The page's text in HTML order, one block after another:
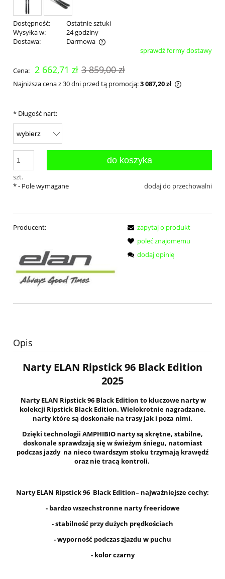
Dostępność:
Ostatnie sztuki
Wysyłka w:
24 godziny
Dostawa:
Darmowa
Cena nie zawiera ewentualnych kosztów płatnościsprawdź formy dostawy
Cena: 2 662,71 zł 3 859,00 zł
Najniższa cena z 30 dni przed tą promocją:3 087,20 zł
* Długość nart:
szt.
do koszyka
dodaj do przechowalni
*- Pole wymagane
Producent:
zapytaj o produkt
poleć znajomemu
dodaj opinię
Opis
Narty ELAN Ripstick 96 Black Edition
2025
Narty ELAN Ripstick 96 Black Edition to kluczowe narty w
kolekcji Ripstick Black Edition. Wielokrotnie nagradzane,
narty które są doskonałe na trasy jak i poza nimi.
Dzięki technologii AMPHIBIO narty są skrętne, stabilne,
doskonale sprawdzają się w świeżym śniegu, natomiast
podczas jazdy na nieco twardszym stoku trzymają krawędź
oraz nie tracą kontroli.
Narty ELAN Ripstick 96 Black Edition– najważniejsze cechy:
- bardzo wszechstronne narty freeridowe
- stabilność przy dużych prędkościach
- wyporność podczas zjazdu w puchu
- kolor czarny